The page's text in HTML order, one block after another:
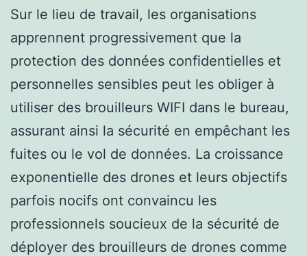
Sur le lieu de travail, les organisations
apprennent progressivement que la
protection des données confidentielles et
personnelles sensibles peut les obliger à
utiliser des brouilleurs WIFI dans le bureau,
assurant ainsi la sécurité en empêchant les
fuites ou le vol de données. La croissance
exponentielle des drones et leurs objectifs
parfois nocifs ont convaincu les
professionnels soucieux de la sécurité de
déployer des brouilleurs de drones comme